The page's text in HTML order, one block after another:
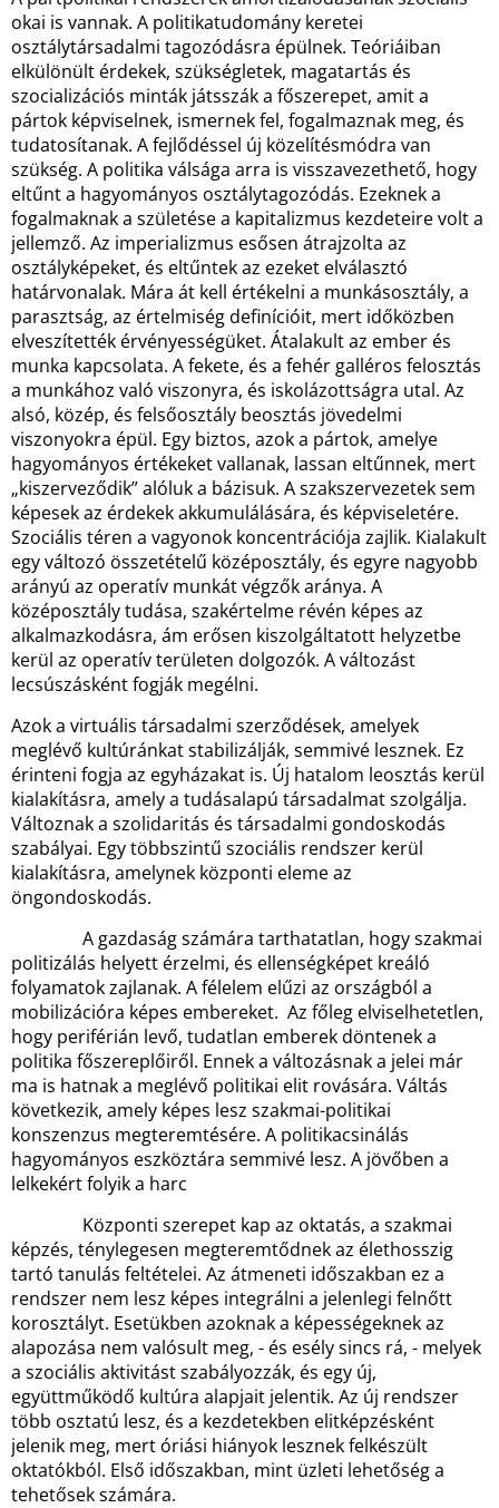
okai is vannak. A politikatudomány keretei
osztálytársadalmi tagozódásra épülnek. Teóriáiban
elkülönült érdekek, szükségletek, magatartás és
szocializációs minták játsszák a főszerepet, amit a
pártok képviselnek, ismernek fel, fogalmaznak meg, és
tudatosítanak. A fejlődéssel új közelítésmódra van
szükség. A politika válsága arra is visszavezethető, hogy
eltűnt a hagyományos osztálytagozódás. Ezeknek a
fogalmaknak a születése a kapitalizmus kezdeteire volt a
jellemző. Az imperializmus esősen átrajzolta az
osztályképeket, és eltűntek az ezeket elválasztó
határvonalak. Mára át kell értékelni a munkásosztály, a
parasztság, az értelmiség definícióit, mert időközben
elveszítették érvényességüket. Átalakult az ember és
munka kapcsolata. A fekete, és a fehér galléros felosztás
a munkához való viszonyra, és iskolázottságra utal. Az
alsó, közép, és felsőosztály beosztás jövedelmi
viszonyokra épül. Egy biztos, azok a pártok, amelye
hagyományos értékeket vallanak, lassan eltűnnek, mert
„kiszerveződik” alóluk a bázisuk. A szakszervezetek sem
képesek az érdekek akkumulálására, és képviseletére.
Szociális téren a vagyonok koncentrációja zajlik. Kialakult
egy változó összetételű középosztály, és egyre nagyobb
arányú az operatív munkát végzők aránya. A
középosztály tudása, szakértelme révén képes az
alkalmazkodásra, ám erősen kiszolgáltatott helyzetbe
kerül az operatív területen dolgozók. A változást
lecsúszásként fogják megélni.
Azok a virtuális társadalmi szerződések, amelyek
meglévő kultúránkat stabilizálják, semmivé lesznek. Ez
érinteni fogja az egyházakat is. Új hatalom leosztás kerül
kialakításra, amely a tudásalapú társadalmat szolgálja.
Változnak a szolidaritás és társadalmi gondoskodás
szabályai. Egy többszintű szociális rendszer kerül
kialakításra, amelynek központi eleme az
öngondoskodás.
A gazdaság számára tarthatatlan, hogy szakmai
politizálás helyett érzelmi, és ellenségképet kreáló
folyamatok zajlanak. A félelem elűzi az országból a
mobilizációra képes embereket. Az főleg elviselhetetlen,
hogy periférián levő, tudatlan emberek döntenek a
politika főszereplőiről. Ennek a változásnak a jelei már
ma is hatnak a meglévő politikai elit rovására. Váltás
következik, amely képes lesz szakmai-politikai
konszenzus megteremtésére. A politikacsinálás
hagyományos eszköztára semmivé lesz. A jövőben a
lelkekért folyik a harc
Központi szerepet kap az oktatás, a szakmai
képzés, ténylegesen megteremtődnek az élethosszig
tartó tanulás feltételei. Az átmeneti időszakban ez a
rendszer nem lesz képes integrálni a jelenlegi felnőtt
korosztályt. Esetükben azoknak a képességeknek az
alapozása nem valósult meg, - és esély sincs rá, - melyek
a szociális aktivitást szabályozzák, és egy új,
együttműködő kultúra alapjait jelentik. Az új rendszer
több osztatú lesz, és a kezdetekben elitképzésként
jelenik meg, mert óriási hiányok lesznek felkészült
oktatókból. Első időszakban, mint üzleti lehetőség a
tehetősek számára.